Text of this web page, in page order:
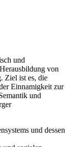
und
von
Ziel ist es, die
Einnamigkeit zur
und
und dessen